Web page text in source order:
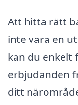
Att hitta rätt
inte vara en
kan du enkelt
erbjudanden
ditt